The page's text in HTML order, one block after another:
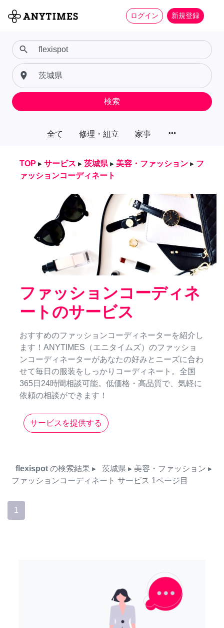
ログイン 新規登録
全て 修理・組立 家事 more_horiz
search
place
検索
TOP ▸ サービス ▸ 茨城県 ▸ 美容・ファッション ▸ フ
ァッションコーディネート
ファッションコーディネ
ートのサービス
おすすめのファッションコーディネーターを紹介し
ます！ANYTIMES（エニタイムズ）のファッショ
ンコーディネーターがあなたの好みとニーズに合わ
せて毎日の服装をしっかりコーディネート。全国
365日24時間相談可能。低価格・高品質で、気軽に
依頼の相談ができます！
サービスを提供する
flexispot の検索結果 ▸ 茨城県 ▸ 美容・ファッション ▸
ファッションコーディネート サービス 1ページ目
1